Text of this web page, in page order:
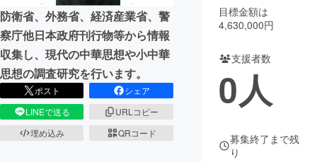
ビジネス・起業 チャレンジ
まちづくり・地域活性化
CAMPFIRE for Social Good
CAMPFIRE Creation
CAMPFIREふるさと納税
防衛省、外務省、経済産業省、警
察庁他日本政府刊行物等から情報
収集し、現代の中華思想や小中華
思想の調査研究を行います。
ポスト
シェア
LINEで送る
URLコピー
埋め込み
QRコード
目標金額は
4,630,000円
支援者数
0人
募集終了まで残
り